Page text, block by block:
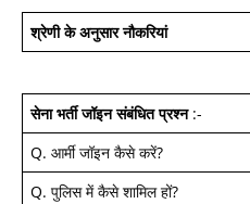
श्रेणी के अनुसार नौकरियां
सेना भर्ती जॉइन संबंधित प्रश्न:-
Q. आर्मी जॉइन कैसे करें?
Q. पुलिस में कैसे शामिल हों?